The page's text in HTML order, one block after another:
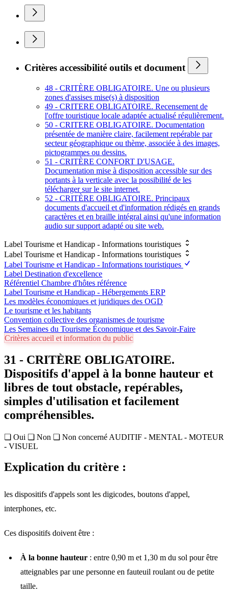
Critères accessibilité outils et document
48 - CRITÈRE OBLIGATOIRE. Une ou plusieurs
zones d'assises mise(s) à disposition
49 - CRITERE OBLIGATOIRE. Recensement de
l'offre touristique locale adaptée actualisé régulièrement.
50 - CRITERE OBLIGATOIRE. Documentation
présentée de manière claire, facilement repérable par
secteur géographique ou thème, associée à des images,
pictogrammes ou dessins.
51 - CRITÈRE CONFORT D'USAGE.
Documentation mise à disposition accessible sur des
portants à la verticale avec la possibilité de les
télécharger sur le site internet.
52 - CRITÈRE OBLIGATOIRE. Principaux
documents d'accueil et d'information rédigés en grands
caractères et en braille intégral ainsi qu'une information
audio sur support adapté ou site web.
Label Tourisme et Handicap - Informations touristiques
Label Tourisme et Handicap - Informations touristiques
Label Tourisme et Handicap - Informations touristiques
Label Destination d'excellence
Référentiel Chambre d'hôtes référence
Label Tourisme et Handicap - Hébergements ERP
Les modèles économiques et juridiques des OGD
Le tourisme et les habitants
Convention collective des organismes de tourisme
Les Semaines du Tourisme Économique et des Savoir-Faire
Critères accueil et information du public
31 - CRITÈRE OBLIGATOIRE.
Dispositifs d'appel à la bonne hauteur et
libres de tout obstacle, repérables,
simples d'utilisation et facilement
compréhensibles.
❏ Oui ❏ Non ❏ Non concerné AUDITIF - MENTAL - MOTEUR
- VISUEL
Explication du critère :
les dispositifs d'appels sont les digicodes, boutons d'appel,
interphones, etc.
Ces dispositifs doivent être :
À la bonne hauteur : entre 0,90 m et 1,30 m du sol pour être
atteignables par une personne en fauteuil roulant ou de petite
taille.